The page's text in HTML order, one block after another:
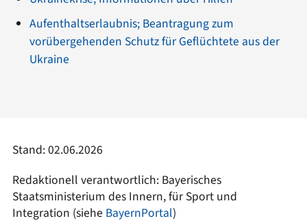
Aufenthaltserlaubnis; Beantragung zum
vorübergehenden Schutz für Geflüchtete aus der
Ukraine
Stand: 02.06.2026
Redaktionell verantwortlich: Bayerisches
Staatsministerium des Innern, für Sport und
Integration (siehe BayernPortal)